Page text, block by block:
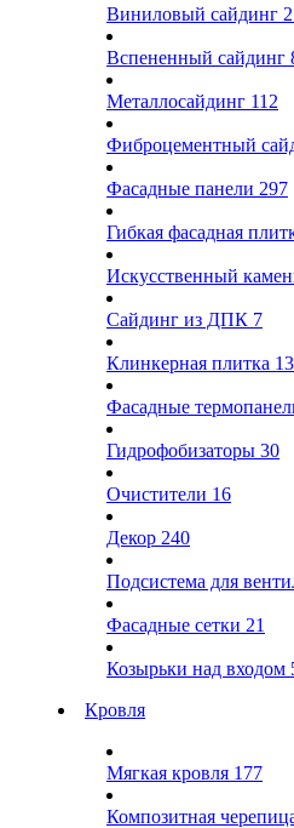
Виниловый сайдинг
Вспененный сайдинг
Металлосайдинг 112
Фиброцементный
Фасадные панели 297
Гибкая фасадная
Искусственный
Сайдинг из ДПК 7
Клинкерная плитка
Фасадные
Гидрофобизаторы 30
Очистители 16
Декор 240
Подсистема для
Фасадные сетки 21
Козырьки над входом
Кровля
Мягкая кровля 177
Композитная